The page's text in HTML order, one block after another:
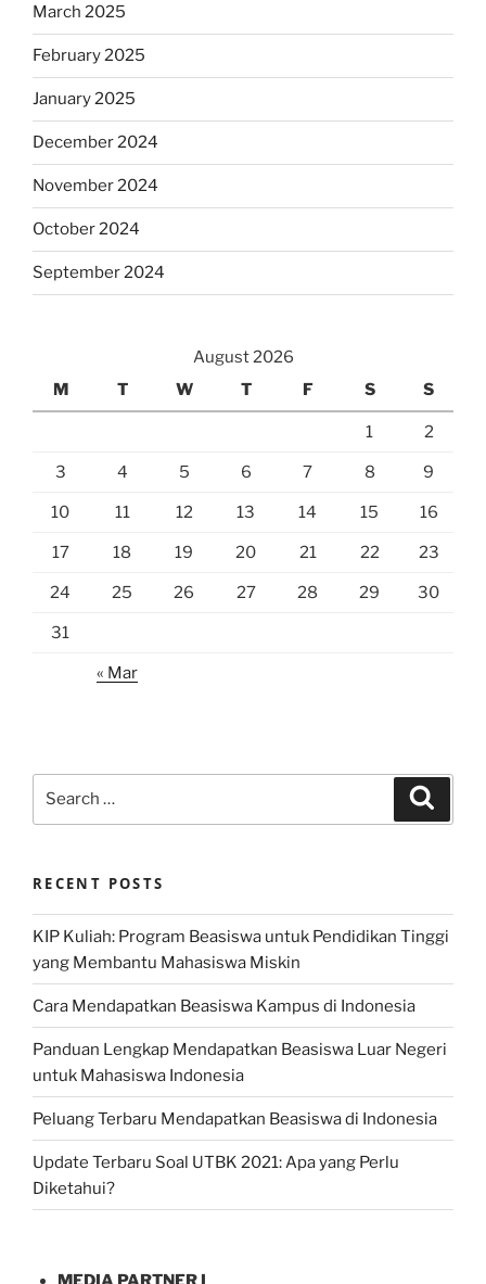
March 2025
February 2025
January 2025
December 2024
November 2024
October 2024
September 2024
August 2026
M
T W T F S S
1 2
3 4 5 6 7 8 9
10 11 12 13 14 15 16
17 18 19 20 21 22 23
24 25 26 27 28 29 30
31
« Mar
RECENT POSTS
KIP Kuliah: Program Beasiswa untuk Pendidikan Tinggi
yang Membantu Mahasiswa Miskin
Cara Mendapatkan Beasiswa Kampus di Indonesia
Panduan Lengkap Mendapatkan Beasiswa Luar Negeri
untuk Mahasiswa Indonesia
Peluang Terbaru Mendapatkan Beasiswa di Indonesia
Update Terbaru Soal UTBK 2021: Apa yang Perlu
Diketahui?